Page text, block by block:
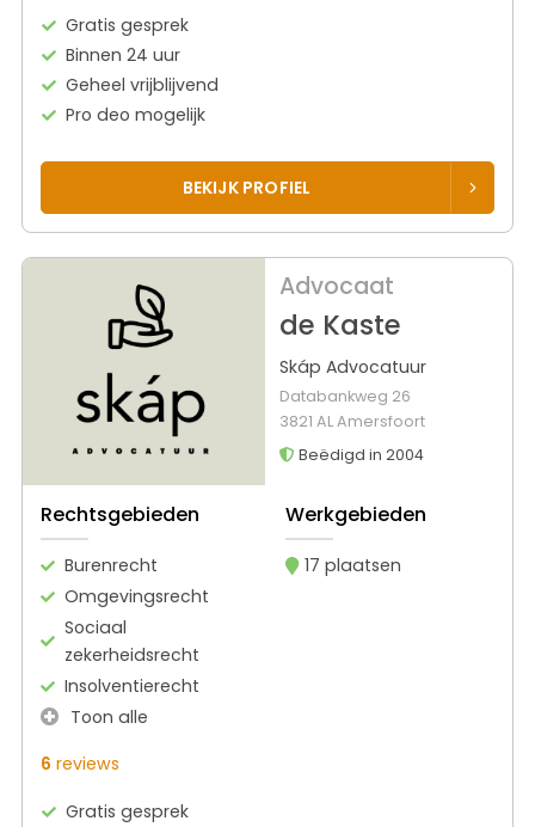
Gratis gesprek
Binnen 24 uur
Geheel vrijblijvend
Pro deo mogelijk
BEKIJK PROFIEL
Advocaat
de Kaste
Skáp Advocatuur
Databankweg 26
3821 AL Amersfoort
Beëdigd in 2004
Rechtsgebieden
Burenrecht
Omgevingsrecht
Sociaal
zekerheidsrecht
Insolventierecht
Toon alle
Werkgebieden
17 plaatsen
6 reviews
Gratis gesprek